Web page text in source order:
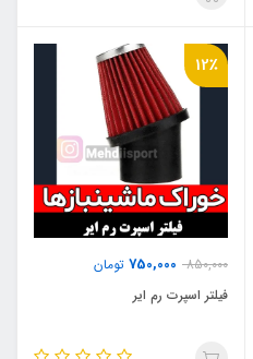
12٪
850,000
750,000 تومان
فیلتر اسپرت رم ایر